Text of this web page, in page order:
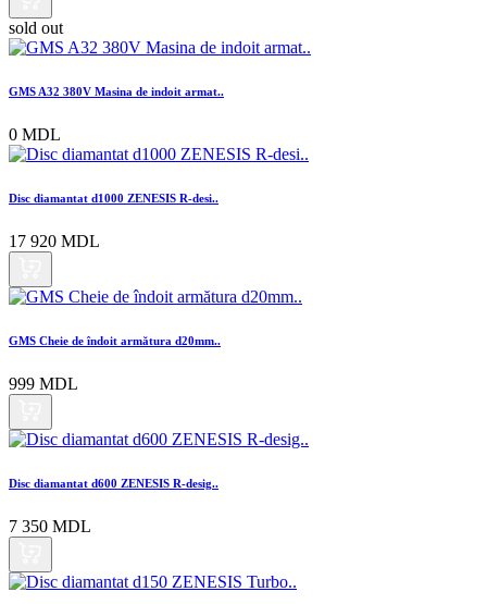
sold out
GMS A32 380V Masina de indoit armat..
0 MDL
Disc diamantat d1000 ZENESIS R-desi..
17 920 MDL
GMS Cheie de îndoit armătura d20mm..
999 MDL
Disc diamantat d600 ZENESIS R-desig..
7 350 MDL